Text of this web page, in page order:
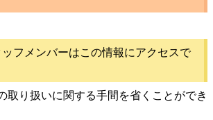
フメンバーはこの情報にアクセスで
り扱いに関する手間を省くことができ